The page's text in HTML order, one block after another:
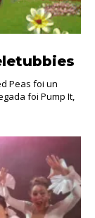
Peas foi un
foi Pump It,